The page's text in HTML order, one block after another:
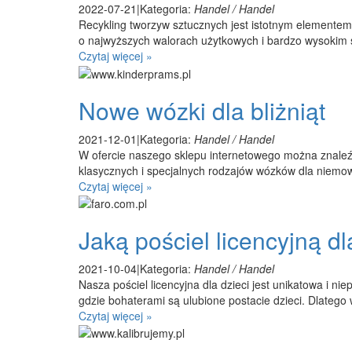
2022-07-21 |Kategoria: Handel / Handel
Recykling tworzyw sztucznych jest istotnym
o najwyższych walorach użytkowych i bardzo
Czytaj więcej »
Nowe wózki dla bliżniąt
2021-12-01 |Kategoria: Handel / Handel
W ofercie naszego sklepu internetowego można
klasycznych i specjalnych rodzajów wózków dla
Czytaj więcej »
Jaką pościel licencyjną
2021-10-04|Kategoria: Handel / Handel
Nasza pościel licencyjna dla dzieci jest unikatowa i
gdzie bohaterami są ulubione postacie dzieci. Dlatego
Czytaj więcej »